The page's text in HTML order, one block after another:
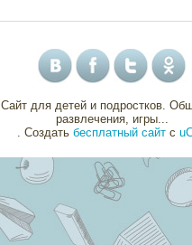
Сайт для детей и подростков.
развлечения, игры...
. Создать бесплатный сайт с